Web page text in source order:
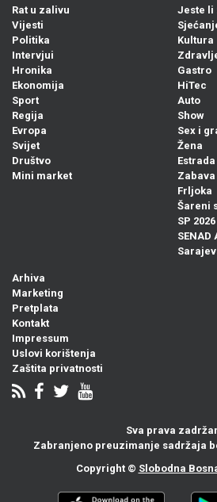
Rat u zalivu
Vijesti
Politika
Intervjui
Hronika
Ekonomija
Sport
Regija
Evropa
Svijet
Društvo
Mini market
Jeste li
Kultura
Gastro
HiTec
Auto
Show
Sex i
Žena
Estrada
Zabava
Frljoka
Šareni
SP 2026
SENAD
Arhiva
Marketing
Pretplata
Kontakt
Impressum
Uslovi korištenja
Zaštita privatnosti
Sva prava
Zabranjeno preuzimanje sadržaja
Copyright © Slobodna